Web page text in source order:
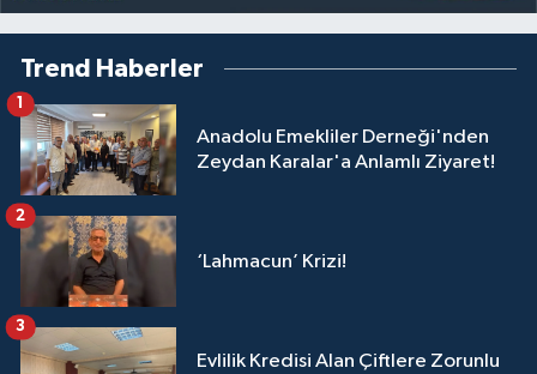
Trend Haberler
Anadolu Emekliler Derneği'nden
Zeydan Karalar'a Anlamlı Ziyaret!
1
‘Lahmacun’ Krizi!
2
Evlilik Kredisi Alan Çiftlere Zorunlu
3